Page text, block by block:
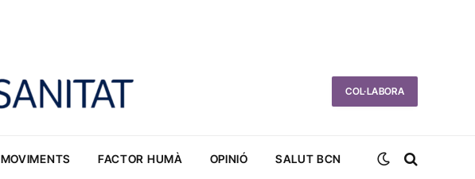
COL·LABORA
MOVIMENTS FACTOR HUMÀ OPINIÓ SALUT BCN